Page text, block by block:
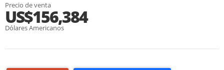
Precio de venta
US$156,384
Dólares Americanos